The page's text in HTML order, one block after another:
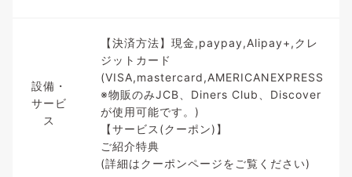
設備・
サービ
ス
【決済方法】現金,paypay,Alipay+,クレ
ジットカード
(VISA,mastercard,AMERICANEXPRESS
※物販のみJCB、Diners Club、Discover
が使用可能です。)
【サービス(クーポン)】
ご紹介特典
(詳細はクーポンページをご覧ください)